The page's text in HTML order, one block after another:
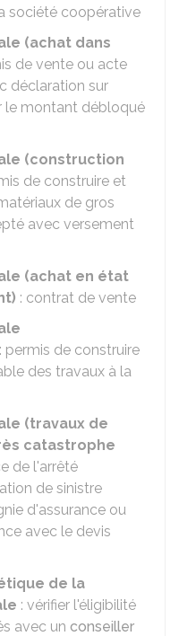
société coopérative
(achat dans
de vente ou acte
déclaration sur
le montant débloqué
(construction
de construire et
de gros
avec versement
(achat en état
: contrat de vente
: permis de construire
des travaux à la
(travaux de
catastrophe
de l'arrêté
de sinistre
d'assurance ou
avec le devis
de la
: vérifier l'éligibilité
avec un conseiller